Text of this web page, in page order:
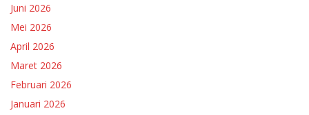
Juni 2026
Mei 2026
April 2026
Maret 2026
Februari 2026
Januari 2026